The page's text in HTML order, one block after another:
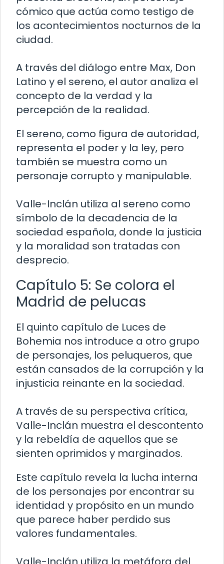
cómico que actúa como testigo de
los acontecimientos nocturnos de la
ciudad.
A través del diálogo entre Max, Don
Latino y el sereno, el autor analiza el
concepto de la verdad y la
percepción de la realidad.
El sereno, como figura de autoridad,
representa el poder y la ley, pero
también se muestra como un
personaje corrupto y manipulable.
Valle-Inclán utiliza al sereno como
símbolo de la decadencia de la
sociedad española, donde la justicia
y la moralidad son tratadas con
desprecio.
Capítulo 5: Se colora el
Madrid de pelucas
El quinto capítulo de Luces de
Bohemia nos introduce a otro grupo
de personajes, los peluqueros, que
están cansados de la corrupción y la
injusticia reinante en la sociedad.
A través de su perspectiva crítica,
Valle-Inclán muestra el descontento
y la rebeldía de aquellos que se
sienten oprimidos y marginados.
Este capítulo revela la lucha interna
de los personajes por encontrar su
identidad y propósito en un mundo
que parece haber perdido sus
valores fundamentales.